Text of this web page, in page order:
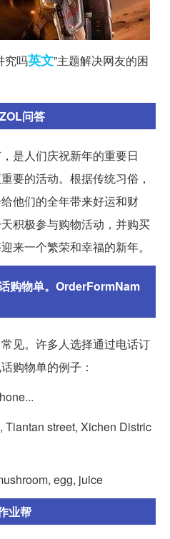
究吗英文”主题解决网友的困
问答
是人们庆祝新年的重要日
要的活动。根据传统习俗，
他们的全年带来好运和财
积极参与购物活动，并购买
来一个繁荣和幸福的新年。
购物单。OrderFormNam
见。许多人选择通过电话订
购物单的例子：
street, Xichen Distric
egg, juice
业帮